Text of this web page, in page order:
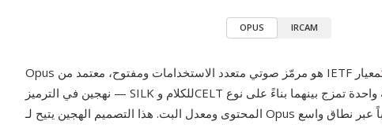
OPUS IRCAM
نهجين في الترميز — SILK للكلام وCELT للموسيقى — في خوارزمية واحدة تمزج بينهما بناءً على نوع
المحتوى ومعدل البت. هذا التصميم الهجين يتيح لـ Opus التفوق على أي مرمّز آخر تقريباً عبر نطاق واسع